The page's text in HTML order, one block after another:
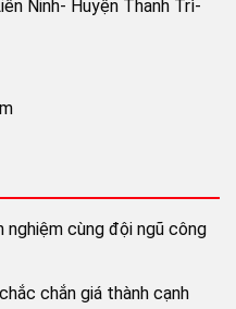
Ninh- Huyện Thanh Trì-
nghiệm cùng đội ngũ công
chắn giá thành cạnh